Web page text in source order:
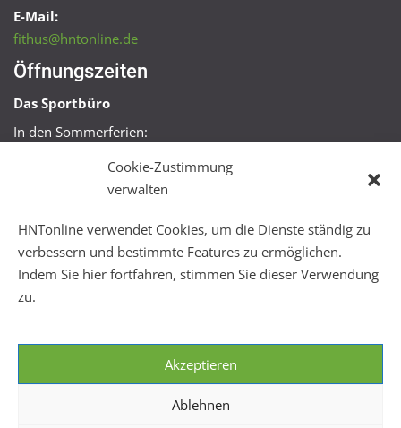
Cookie-Zustimmung
verwalten
HNTonline verwendet Cookies, um die Dienste ständig zu
verbessern und bestimmte Features zu ermöglichen.
Indem Sie hier fortfahren, stimmen Sie dieser Verwendung
zu.
Akzeptieren
Ablehnen
E-Mail:
fithus@hntonline.de
Öffnungszeiten
Das Sportbüro
In den Sommerferien:
Mo + Mi 16:00 – 18:00 Uhr
Mo – Fr 08:00 – 22:00 Uhr
Sa + So 10:00 – 18:00 Uhr